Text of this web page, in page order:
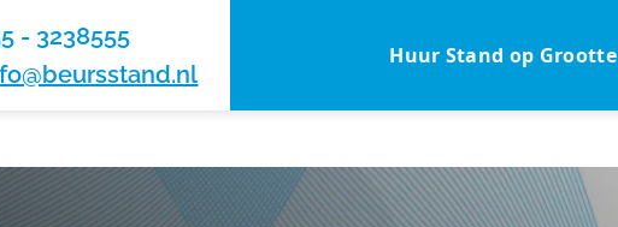
- 3238555
Huur Stand op Grootte